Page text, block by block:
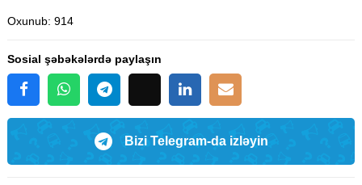
Oxunub: 914
Sosial şəbəkələrdə paylaşın
Bizi Telegram-da izləyin